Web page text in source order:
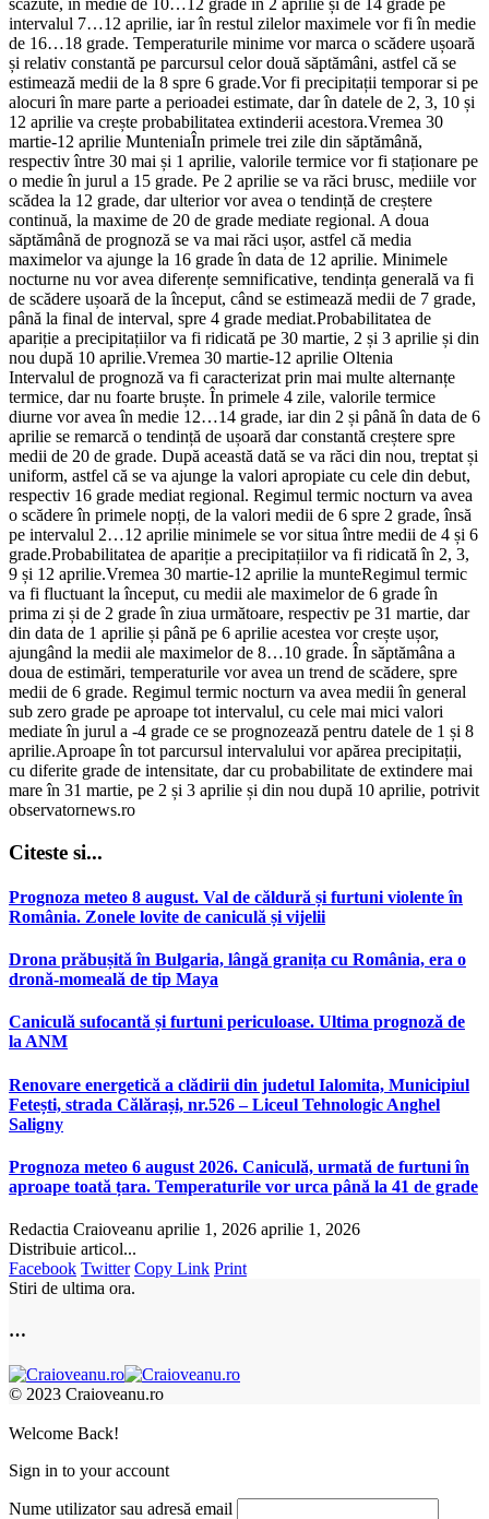
intervalul 7…12 aprilie, iar în restul zilelor maximele vor fi în medie
de 16…18 grade. Temperaturile minime vor marca o scădere ușoară
și relativ constantă pe parcursul celor două săptămâni, astfel că se
estimează medii de la 8 spre 6 grade.Vor fi precipitații temporar si pe
alocuri în mare parte a perioadei estimate, dar în datele de 2, 3, 10 și
12 aprilie va crește probabilitatea extinderii acestora.Vremea 30
martie-12 aprilie MunteniaÎn primele trei zile din săptămână,
respectiv între 30 mai și 1 aprilie, valorile termice vor fi staționare pe
o medie în jurul a 15 grade. Pe 2 aprilie se va răci brusc, mediile vor
scădea la 12 grade, dar ulterior vor avea o tendință de creștere
continuă, la maxime de 20 de grade mediate regional. A doua
săptămână de prognoză se va mai răci ușor, astfel că media
maximelor va ajunge la 16 grade în data de 12 aprilie. Minimele
nocturne nu vor avea diferențe semnificative, tendința generală va fi
de scădere ușoară de la început, când se estimează medii de 7 grade,
până la final de interval, spre 4 grade mediat.Probabilitatea de
apariție a precipitațiilor va fi ridicată pe 30 martie, 2 și 3 aprilie și din
nou după 10 aprilie.Vremea 30 martie-12 aprilie Oltenia
Intervalul de prognoză va fi caracterizat prin mai multe alternanțe
termice, dar nu foarte bruște. În primele 4 zile, valorile termice
diurne vor avea în medie 12…14 grade, iar din 2 și până în data de 6
aprilie se remarcă o tendință de ușoară dar constantă creștere spre
medii de 20 de grade. După această dată se va răci din nou, treptat și
uniform, astfel că se va ajunge la valori apropiate cu cele din debut,
respectiv 16 grade mediat regional. Regimul termic nocturn va avea
o scădere în primele nopți, de la valori medii de 6 spre 2 grade, însă
pe intervalul 2…12 aprilie minimele se vor situa între medii de 4 și 6
grade.Probabilitatea de apariție a precipitațiilor va fi ridicată în 2, 3,
9 și 12 aprilie.Vremea 30 martie-12 aprilie la munteRegimul termic
va fi fluctuant la început, cu medii ale maximelor de 6 grade în
prima zi și de 2 grade în ziua următoare, respectiv pe 31 martie, dar
din data de 1 aprilie și până pe 6 aprilie acestea vor crește ușor,
ajungând la medii ale maximelor de 8…10 grade. În săptămâna a
doua de estimări, temperaturile vor avea un trend de scădere, spre
medii de 6 grade. Regimul termic nocturn va avea medii în general
sub zero grade pe aproape tot intervalul, cu cele mai mici valori
mediate în jurul a -4 grade ce se prognozează pentru datele de 1 și 8
aprilie.Aproape în tot parcursul intervalului vor apărea precipitații,
cu diferite grade de intensitate, dar cu probabilitate de extindere mai
mare în 31 martie, pe 2 și 3 aprilie și din nou după 10 aprilie, potrivit
observatornews.ro
Citeste si...
Prognoza meteo 8 august. Val de căldură și furtuni violente în
România. Zonele lovite de caniculă și vijelii
Drona prăbușită în Bulgaria, lângă granița cu România, era o
dronă-momeală de tip Maya
Caniculă sufocantă și furtuni periculoase. Ultima prognoză de
la ANM
Renovare energetică a clădirii din judetul Ialomita, Municipiul
Fetești, strada Călărași, nr.526 – Liceul Tehnologic Anghel
Saligny
Prognoza meteo 6 august 2026. Caniculă, urmată de furtuni în
aproape toată țara. Temperaturile vor urca până la 41 de grade
Redactia Craioveanu aprilie 1, 2026 aprilie 1, 2026
Distribuie articol...
Facebook Twitter Copy Link Print
Stiri de ultima ora.
…
© 2023 Craioveanu.ro
Welcome Back!
Sign in to your account
Nume utilizator sau adresă email